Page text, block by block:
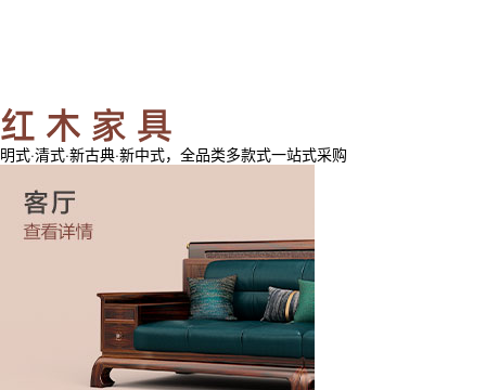
明式·清式·新古典·新中式，全品类多款式一站式采购